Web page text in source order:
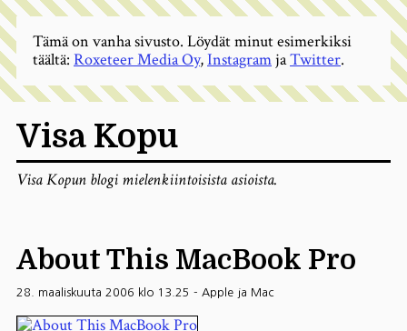
Visa Kopu
Visa Kopun blogi mielenkiintoisista asioista.
About This MacBook Pro
28. maaliskuuta 2006 klo 13.25 - Apple ja Mac
Tämä on vanha sivusto. Löydät minut esimerkiksi
täältä: Roxeteer Media Oy,InstagramjaTwitter.